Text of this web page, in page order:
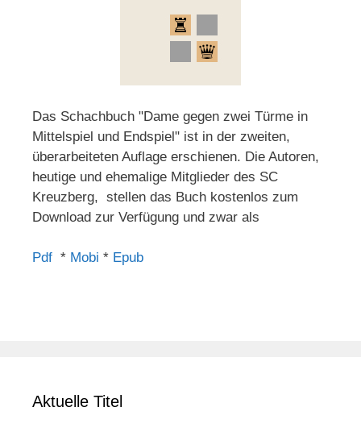
Das Schachbuch "Dame gegen zwei Türme in
Mittelspiel und Endspiel" ist in der zweiten,
überarbeiteten Auflage erschienen. Die Autoren,
heutige und ehemalige Mitglieder des SC
Kreuzberg, stellen das Buch kostenlos zum
Download zur Verfügung und zwar als
Pdf * Mobi * Epub
Aktuelle Titel